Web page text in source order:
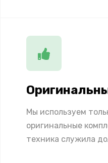
Мы используем
оригинальные
техника служила